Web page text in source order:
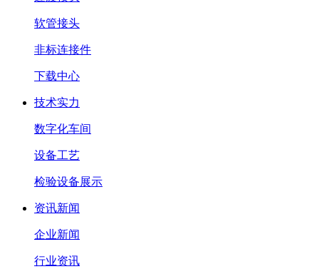
软管接头
非标连接件
下载中心
技术实力
数字化车间
设备工艺
检验设备展示
资讯新闻
企业新闻
行业资讯